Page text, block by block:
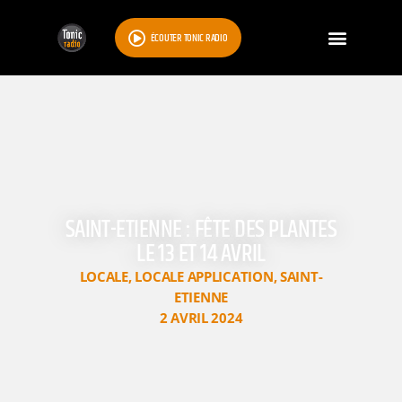
ÉCOUTER TONIC RADIO
SAINT-ETIENNE : FÊTE DES PLANTES
LE 13 ET 14 AVRIL
LOCALE, LOCALE APPLICATION,SAINT-
ETIENNE
2 AVRIL 2024